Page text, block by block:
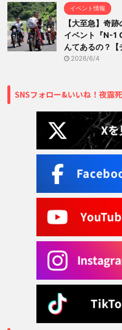
イベント情報
【大至急】奇
イベント『N-1
んてあるの？【
2026/6/4
SNSフォロー&いいね！夜露